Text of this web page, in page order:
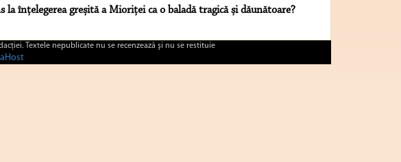
la înțelegerea greșită a Mioriței ca o baladă tragică și dăunătoare?
Textele nepublicate nu se recenzează şi nu se restituie